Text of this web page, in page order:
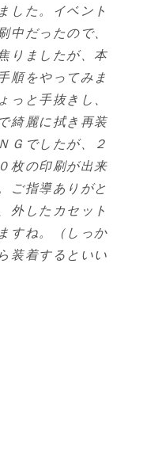
した。イベント
中だったので、
りましたが、本
順をやってみま
っと手抜きし、
綺麗に拭き再装
Ｇでしたが、２
枚の印刷が出来
ご指導ありがと
外したカセット
すね。（しっか
装着するといい